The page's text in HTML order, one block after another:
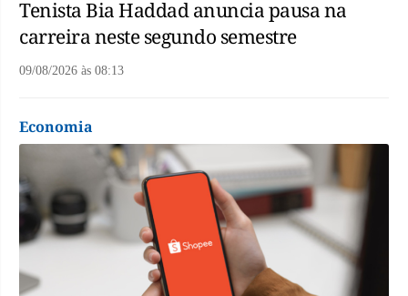
Tenista Bia Haddad anuncia pausa na
carreira neste segundo semestre
09/08/2026 às 08:13
Economia